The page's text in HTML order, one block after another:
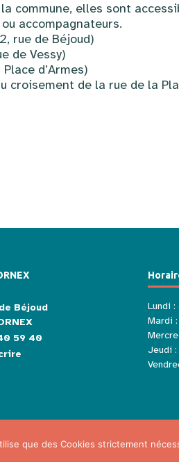
commune, elles sont
accompagnateurs.
rue de Béjoud)
de Vessy)
d’Armes)
croisement de la rue de la
Béjoud
59 40
Lundi :
Mardi
Jeudi :
Mentions légales
que des Cookies strictement